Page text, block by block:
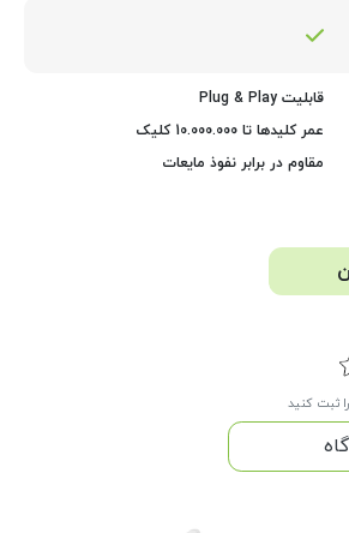
قابلیت Plug & Play
عمر کلیدها تا 10.000.000 کلیک
مقاوم در برابر نفوذ مایعات
ثبت کنید